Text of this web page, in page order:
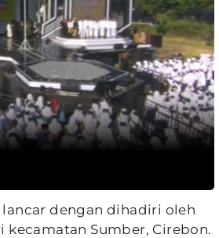
dengan dihadiri oleh
Sumber, Cirebon.